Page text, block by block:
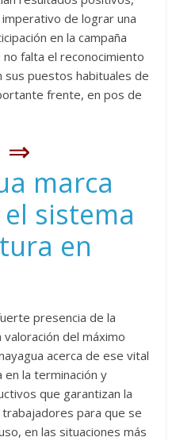
de lograr una
en la campaña
falta el reconocimiento
puestos habituales de
frente, en pos de
⇒
marca
sistema
en
presencia de la
del máximo
acerca de ese vital
en la terminación y
que garantizan la
para que se
en las situaciones más